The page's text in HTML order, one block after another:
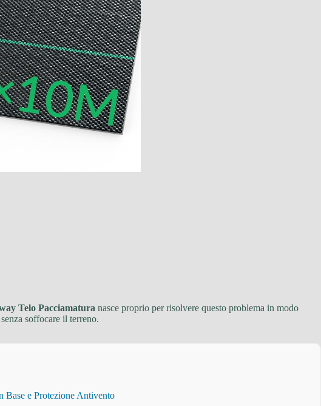
Telo Pacciamatura nasce proprio per risolvere questo problema in modo
soffocare il terreno.
Base e Protezione Antivento